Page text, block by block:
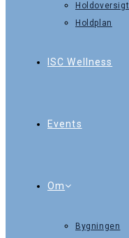
Holdoversigt
Holdplan
ISC Wellness
Events
Om
Bygningen